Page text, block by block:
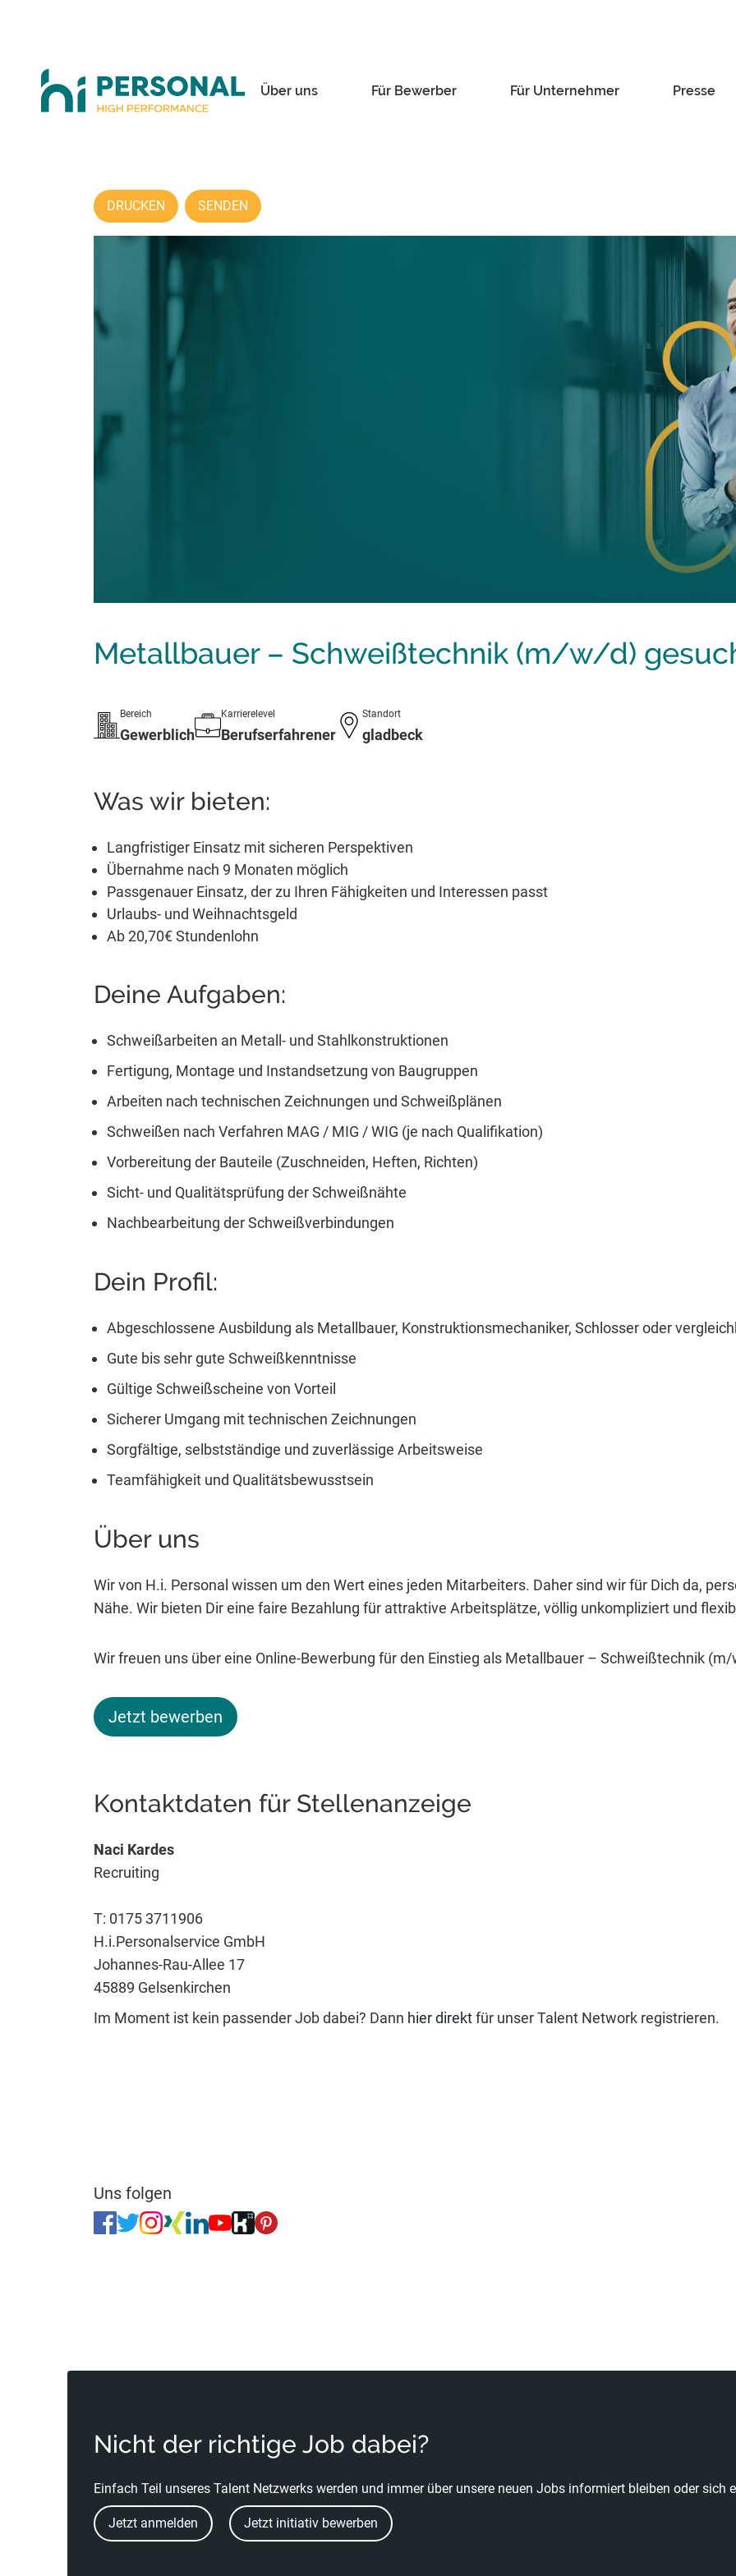
Über uns Für Bewerber Für Unternehmer Presse
DRUCKEN SENDEN
Metallbauer – Schweißtechnik (m/w/d)
Bereich
Gewerblich
Karrierelevel
Berufserfahrener
Standort
gladbeck
Was wir bieten:
Langfristiger Einsatz mit sicheren Perspektiven
Übernahme nach 9 Monaten möglich
Passgenauer Einsatz, der zu Ihren Fähigkeiten und Interessen passt
Urlaubs- und Weihnachtsgeld
Ab 20,70€ Stundenlohn
Deine Aufgaben:
Schweißarbeiten an Metall- und Stahlkonstruktionen
Fertigung, Montage und Instandsetzung von Baugruppen
Arbeiten nach technischen Zeichnungen und Schweißplänen
Schweißen nach Verfahren MAG / MIG / WIG (je nach Qualifikation)
Vorbereitung der Bauteile (Zuschneiden, Heften, Richten)
Sicht- und Qualitätsprüfung der Schweißnähte
Nachbearbeitung der Schweißverbindungen
Dein Profil:
Abgeschlossene Ausbildung als Metallbauer, Konstruktionsmechaniker, Schlosser oder
Gute bis sehr gute Schweißkenntnisse
Gültige Schweißscheine von Vorteil
Sicherer Umgang mit technischen Zeichnungen
Sorgfältige, selbstständige und zuverlässige Arbeitsweise
Teamfähigkeit und Qualitätsbewusstsein
Über uns
Wir von H.i. Personal wissen um den Wert eines jeden Mitarbeiters. Daher sind wir für Dich da,
Nähe. Wir bieten Dir eine faire Bezahlung für attraktive Arbeitsplätze, völlig unkompliziert und
Wir freuen uns über eine Online-Bewerbung für den Einstieg als Metallbauer – Schweißtechnik
Jetzt bewerben
Kontaktdaten für Stellenanzeige
Naci Kardes
Recruiting
T: 0175 3711906
H.i.Personalservice GmbH
Johannes-Rau-Allee 17
45889 Gelsenkirchen
Im Moment ist kein passender Job dabei? Dann hier direktfür unser Talent Network registrieren.
Uns folgen
Nicht der richtige Job dabei?
Einfach Teil unseres Talent Netzwerks werden und immer über unsere neuen Jobs informiert bleiben oder sich
Jetzt anmelden Jetzt initiativ bewerben